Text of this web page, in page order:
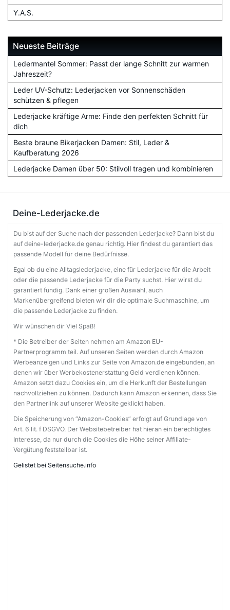
Y.A.S.
Neueste Beiträge
Ledermantel Sommer: Passt der lange Schnitt zur warmen
Jahreszeit?
Leder UV-Schutz: Lederjacken vor Sonnenschäden
schützen & pflegen
Lederjacke kräftige Arme: Finde den perfekten Schnitt für
dich
Beste braune Bikerjacken Damen: Stil, Leder &
Kaufberatung 2026
Lederjacke Damen über 50: Stilvoll tragen und kombinieren
Deine-Lederjacke.de
Du bist auf der Suche nach der passenden Lederjacke? Dann bist du
auf deine-lederjacke.de genau richtig. Hier findest du garantiert das
passende Modell für deine Bedürfnisse.
Egal ob du eine Alltagslederjacke, eine für Lederjacke für die Arbeit
oder die passende Lederjacke für die Party suchst. Hier wirst du
garantiert fündig. Dank einer großen Auswahl, auch
Markenübergreifend bieten wir dir die optimale Suchmaschine, um
die passende Lederjacke zu finden.
Wir wünschen dir Viel Spaß!
* Die Betreiber der Seiten nehmen am Amazon EU-
Partnerprogramm teil. Auf unseren Seiten werden durch Amazon
Werbeanzeigen und Links zur Seite von Amazon.de eingebunden, an
denen wir über Werbekostenerstattung Geld verdienen können.
Amazon setzt dazu Cookies ein, um die Herkunft der Bestellungen
nachvollziehen zu können. Dadurch kann Amazon erkennen, dass Sie
den Partnerlink auf unserer Website geklickt haben.
Die Speicherung von “Amazon-Cookies” erfolgt auf Grundlage von
Art. 6 lit. f DSGVO. Der Websitebetreiber hat hieran ein berechtigtes
Interesse, da nur durch die Cookies die Höhe seiner Affiliate-
Vergütung feststellbar ist.
Gelistet bei Seitensuche.info